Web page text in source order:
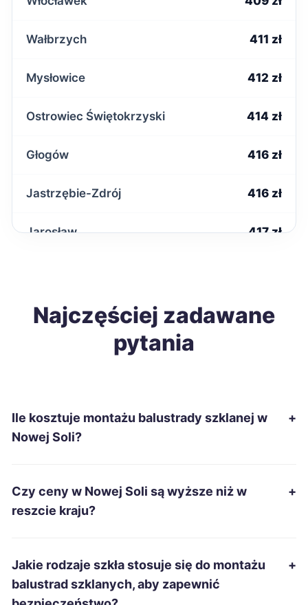
Wałbrzych 411 zł
Mysłowice 412 zł
Ostrowiec Świętokrzyski 414 zł
Głogów 416 zł
Jastrzębie-Zdrój 416 zł
Jarosław 417 zł
Mielec 421 zł
Nowa Sól TWOJE MIASTO 424 zł
Chełm
Ruda Śląska
Najczęściej zadawane
pytania
Ile kosztuje montażu balustrady szklanej w
Nowej Soli?
+
Czy ceny w Nowej Soli są wyższe niż w
reszcie kraju?
+
Jakie rodzaje szkła stosuje się do montażu
balustrad szklanych, aby zapewnić
+